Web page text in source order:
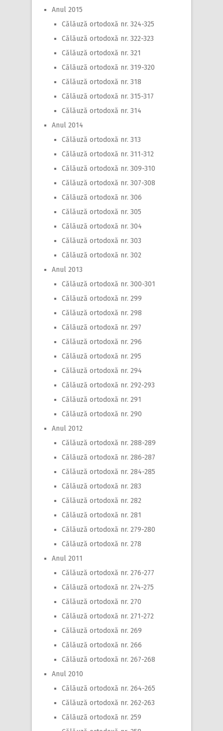
Anul 2015
Călăuză ortodoxă nr. 324-325
Călăuză ortodoxă nr. 322-323
Călăuză ortodoxă nr. 321
Călăuză ortodoxă nr. 319-320
Călăuză ortodoxă nr. 318
Călăuză ortodoxă nr. 315-317
Călăuză ortodoxă nr. 314
Anul 2014
Călăuză ortodoxă nr. 313
Călăuză ortodoxă nr. 311-312
Călăuză ortodoxă nr. 309-310
Călăuză ortodoxă nr. 307-308
Călăuză ortodoxă nr. 306
Călăuză ortodoxă nr. 305
Călăuză ortodoxă nr. 304
Călăuză ortodoxă nr. 303
Călăuză ortodoxă nr. 302
Anul 2013
Călăuză ortodoxă nr. 300-301
Călăuză ortodoxă nr. 299
Călăuză ortodoxă nr. 298
Călăuză ortodoxă nr. 297
Călăuză ortodoxă nr. 296
Călăuză ortodoxă nr. 295
Călăuză ortodoxă nr. 294
Călăuză ortodoxă nr. 292-293
Călăuză ortodoxă nr. 291
Călăuză ortodoxă nr. 290
Anul 2012
Călăuză ortodoxă nr. 288-289
Călăuză ortodoxă nr. 286-287
Călăuză ortodoxă nr. 284-285
Călăuză ortodoxă nr. 283
Călăuză ortodoxă nr. 282
Călăuză ortodoxă nr. 281
Călăuză ortodoxă nr. 279-280
Călăuză ortodoxă nr. 278
Anul 2011
Călăuză ortodoxă nr. 276-277
Călăuză ortodoxă nr. 274-275
Călăuză ortodoxă nr. 270
Călăuză ortodoxă nr. 271-272
Călăuză ortodoxă nr. 269
Călăuză ortodoxă nr. 266
Călăuză ortodoxă nr. 267-268
Anul 2010
Călăuză ortodoxă nr. 264-265
Călăuză ortodoxă nr. 262-263
Călăuză ortodoxă nr. 259